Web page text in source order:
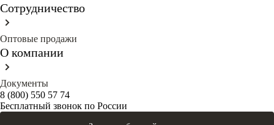
Сотрудничество
Оптовые продажи
О компании
Документы
8 (800) 550 57 74
Бесплатный звонок по России